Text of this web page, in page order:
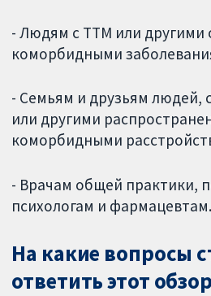
- Людям с ТТМ или
коморбидными
- Семьям и друзьям
или другими
коморбидными
- Врачам общей практики,
психологам и фармацевтам.
На какие вопросы
ответить этот